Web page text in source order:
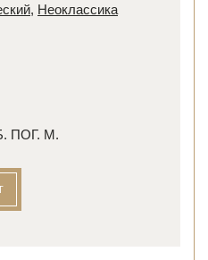
, Неоклассика
ПОГ. М.